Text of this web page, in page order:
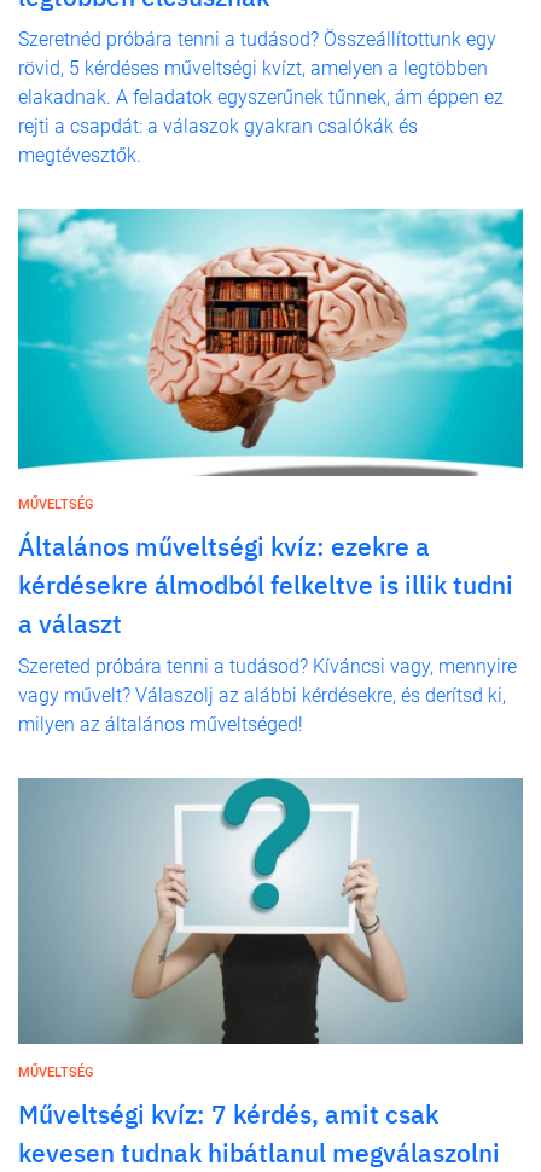
Szeretnéd próbára tenni a tudásod? Összeállítottunk egy
rövid, 5 kérdéses műveltségi kvízt, amelyen a legtöbben
elakadnak. A feladatok egyszerűnek tűnnek, ám éppen ez
rejti a csapdát: a válaszok gyakran csalókák és
megtévesztők.
MŰVELTSÉG
Általános műveltségi kvíz: ezekre a
kérdésekre álmodból felkeltve is illik tudni
a választ
Szereted próbára tenni a tudásod? Kíváncsi vagy, mennyire
vagy művelt? Válaszolj az alábbi kérdésekre, és derítsd ki,
milyen az általános műveltséged!
MŰVELTSÉG
Műveltségi kvíz: 7 kérdés, amit csak
kevesen tudnak hibátlanul megválaszolni